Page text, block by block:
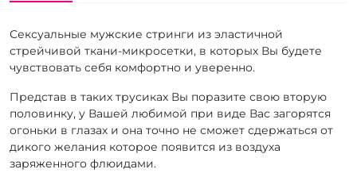
Сексуальные мужские стринги из эластичной
стрейчивой ткани-микросетки, в которых Вы будете
чувствовать себя комфортно и уверенно.
Представ в таких трусиках Вы поразите свою вторую
половинку, у Вашей любимой при виде Вас загорятся
огоньки в глазах и она точно не сможет сдержаться от
дикого желания которое появится из воздуха
заряженного флюидами.